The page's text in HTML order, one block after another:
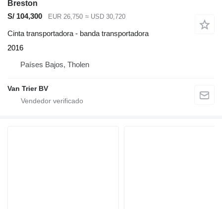
Breston
S/ 104,300
EUR 26,750 ≈ USD 30,720
Cinta transportadora - banda transportadora
2016
Países Bajos, Tholen
Van Trier BV